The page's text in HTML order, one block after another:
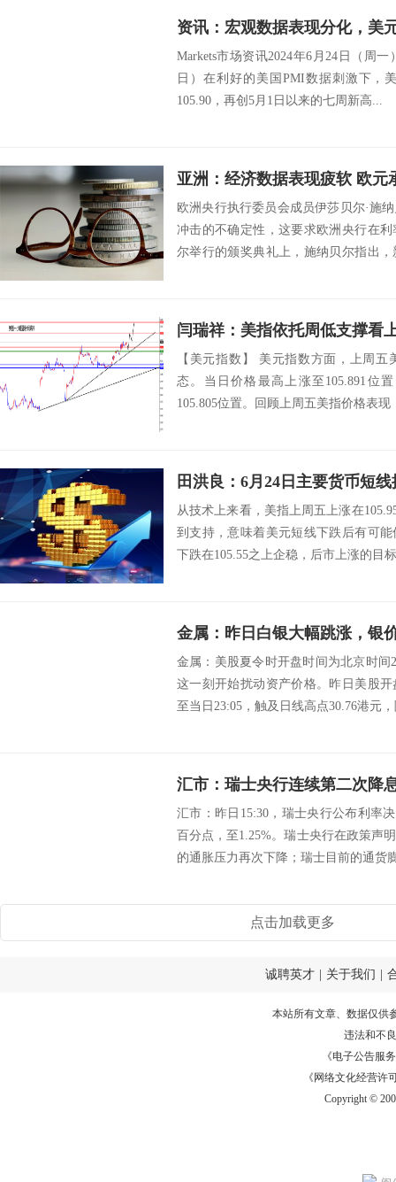
Markets市场资讯2024年6月24日（周
日）在利好的美国PMI数据刺激下，
105.90，再创5月1日以来的七周新高...
亚洲：经济数据表现疲软 欧元
欧洲央行执行委员会成员伊莎贝尔·施
冲击的不确定性，这要求欧洲央行在
尔举行的颁奖典礼上，施纳贝尔指出
【美元指数】 美元指数方面，上周
态。当日价格最高上涨至105.891位
105.805位置。回顾上周五美指价格表
田洪良：6月24日主要货币
从技术上来看，美指上周五上涨在
到支持，意味着美元短线下跌后有可
下跌在105.55之上企稳，后市上涨的目
金属：昨日白银大幅跳涨，银
金属：美股夏令时开盘时间为北京时间
这一刻开始扰动资产价格。昨日美股
至当日23:05，触及日线高点30.76港元
汇市：瑞士央行连续第二次降
汇市：昨日15:30，瑞士央行公布利率
百分点，至1.25%。瑞士央行在政策声
的通胀压力再次下降；瑞士目前的通货
点击加载更多
诚聘英才 关于我们
本站所有文章、数据仅供
违法和不
《电子公告服务
《网络文化经营许
Copyright ©